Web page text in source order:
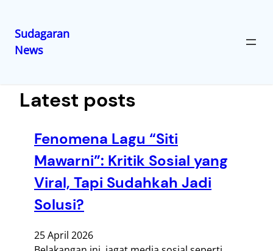
Lewati
Sudagaran
News
Latest posts
Fenomena Lagu “Siti
Mawarni”: Kritik Sosial yang
Viral, Tapi Sudahkah Jadi
Solusi?
25 April 2026